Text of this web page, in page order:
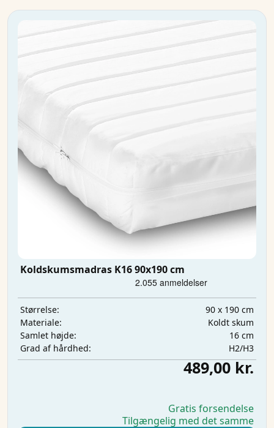
Koldskumsmadras K16 90x190 cm
Størrelse:
90 x 190 cm
Materiale:
Koldt skum
Samlet højde:
16 cm
Grad af hårdhed:
H2/H3
489,00 kr.
Gratis forsendelse
Tilgængelig med det samme